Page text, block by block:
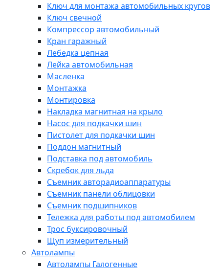
Ключ для монтажа автомобильных кругов
Ключ свечной
Компрессор автомобильный
Кран гаражный
Лебедка цепная
Лейка автомобильная
Масленка
Монтажка
Монтировка
Накладка магнитная на крыло
Насос для подкачки шин
Пистолет для подкачки шин
Поддон магнитный
Подставка под автомобиль
Скребок для льда
Съемник авторадиоаппаратуры
Съемник панели облицовки
Съемник подшипников
Тележка для работы под автомобилем
Трос буксировочный
Щуп измерительный
Автолампы
Автолампы Галогенные